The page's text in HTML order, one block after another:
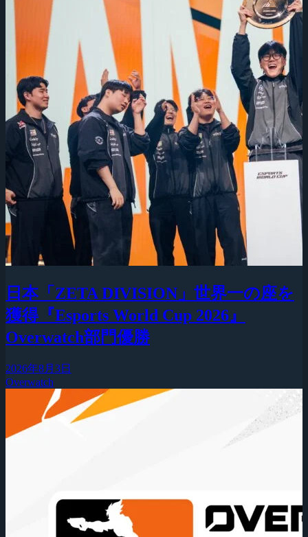
日本「ZETA DIVISION」世界一の座を
獲得『Esports World Cup 2026』
Overwatch部門優勝
2026年8月3日
Overwatch